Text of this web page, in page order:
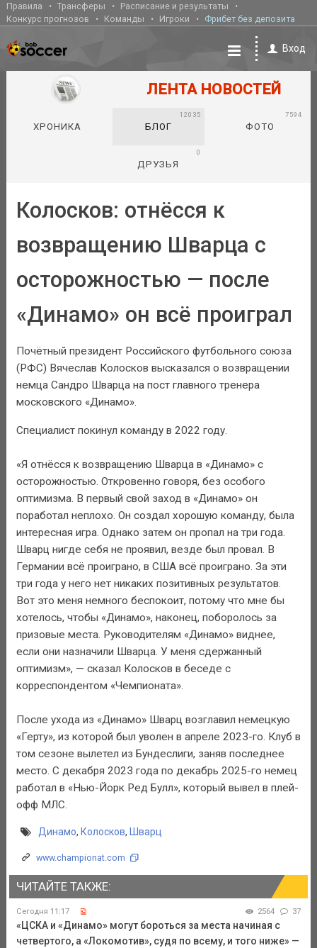
Правила Трансферы
Расписание и результаты
Конкурс прогнозов
Команды Игроки Фрибет без депозита
Вход
ЛЕНТА НОВОСТЕЙ
ХРОНИКА БЛОГ
12035
ФОТО
7594
ДРУЗЬЯ
0
Колосков: отнёсся к
возвращению Шварца с
осторожностью — после
«Динамо» он всё проиграл
Почётный президент Российского футбольного союза
(РФС) Вячеслав Колосков высказался о возвращении
немца Сандро Шварца на пост главного тренера
московского «Динамо».
Специалист покинул команду в 2022 году.
«Я отнёсся к возвращению Шварца в «Динамо» с
осторожностью. Откровенно говоря, без особого
оптимизма. В первый свой заход в «Динамо» он
поработал неплохо. Он создал хорошую команду, была
интересная игра. Однако затем он пропал на три года.
Шварц нигде себя не проявил, везде был провал. В
Германии всё проиграно, в США всё проиграно. За эти
три года у него нет никаких позитивных результатов.
Вот это меня немного беспокоит, потому что мне бы
хотелось, чтобы «Динамо», наконец, поборолось за
призовые места. Руководителям «Динамо» виднее,
если они назначили Шварца. У меня сдержанный
оптимизм», — сказал Колосков в беседе с
корреспондентом «Чемпионата».
После ухода из «Динамо» Шварц возглавил немецкую
«Герту», из которой был уволен в апреле 2023-го. Клуб в
том сезоне вылетел из Бундеслиги, заняв последнее
место. С декабря 2023 года по декабрь 2025-го немец
работал в «Нью-Йорк Ред Булл», который вывел в плей-
офф МЛС.
Динамо, Колосков, Шварц
www.championat.com
ЧИТАЙТЕ ТАКЖЕ:
Сегодня 11:17 2564 37
«ЦСКА и «Динамо» могут бороться за места начиная с
четвертого, а «Локомотив», судя по всему, и того ниже» —